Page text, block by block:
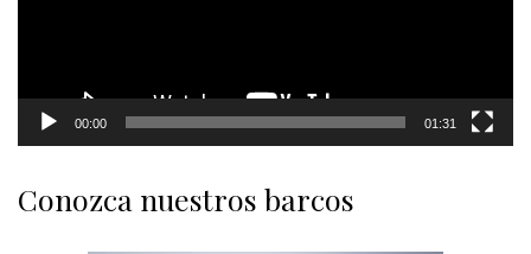
00:00 01:31
Conozca nuestros barcos